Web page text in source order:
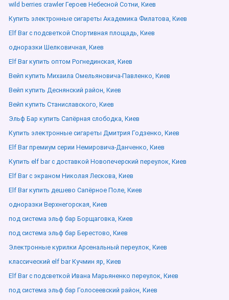
wild berries crawler Героев Небесной Сотни, Киев
Купить электронные сигареты Академика Филатова, Киев
Elf Bar с подсветкой Спортивная площадь, Киев
одноразки Шелковичная, Киев
Elf Bar купить оптом Рогнединская, Киев
Вейп купить Михаила Омельяновича-Павленко, Киев
Вейп купить Деснянский район, Киев
Вейп купить Станиславского, Киев
Эльф Бар купить Сапёрная слободка, Киев
Купить электронные сигареты Дмитрия Годзенко, Киев
Elf Bar премиум серии Немировича-Данченко, Киев
Купить elf bar с доставкой Новопечерский переулок, Киев
Elf Bar с экраном Николая Лескова, Киев
Elf Bar купить дешево Сапёрное Поле, Киев
одноразки Верхнегорская, Киев
под система эльф бар Борщаговка, Киев
под система эльф бар Берестово, Киев
Электронные курилки Арсенальный переулок, Киев
классический elf bar Кучмин яр, Киев
Elf Bar с подсветкой Ивана Марьяненко переулок, Киев
под система эльф бар Голосеевский район, Киев